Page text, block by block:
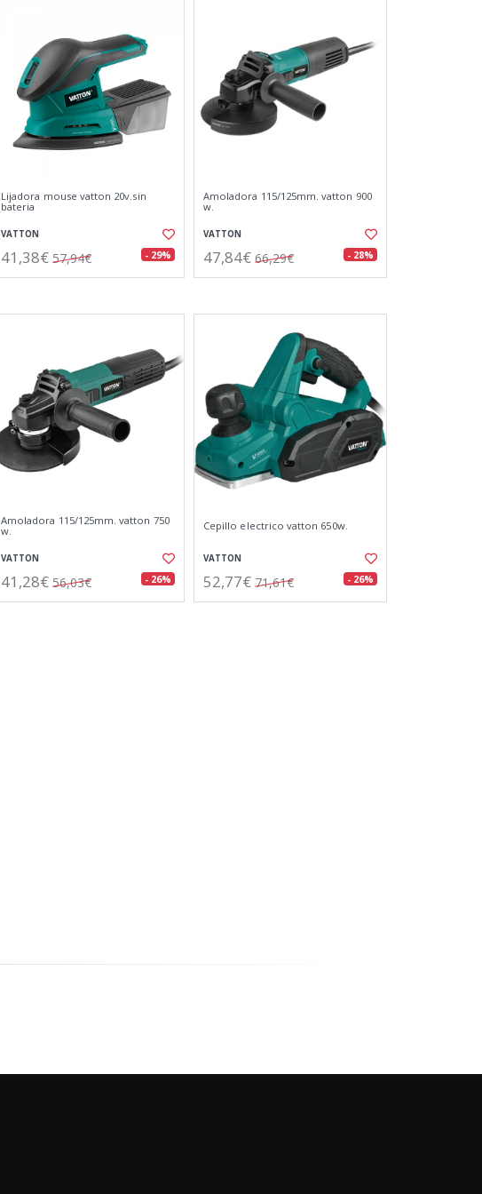
Lijadora mouse vatton 20v.sin
bateria
VATTON
41,38€ 57,94€ - 29%
Amoladora 115/125mm. vatton 900
w.
VATTON
47,84€ 66,29€ - 28%
Amoladora 115/125mm. vatton 750
w.
VATTON
41,28€ 56,03€ - 26%
Cepillo electrico vatton 650w.
VATTON
52,77€ 71,61€ - 26%